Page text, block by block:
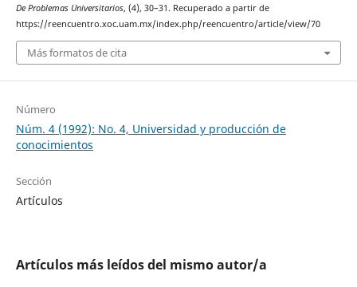
De Problemas Universitarios, (4), 30–31. Recuperado a partir de
https://reencuentro.xoc.uam.mx/index.php/reencuentro/article/view/70
Más formatos de cita
Número
Núm. 4 (1992): No. 4, Universidad y producción de
conocimientos
Sección
Artículos
Artículos más leídos del mismo autor/a